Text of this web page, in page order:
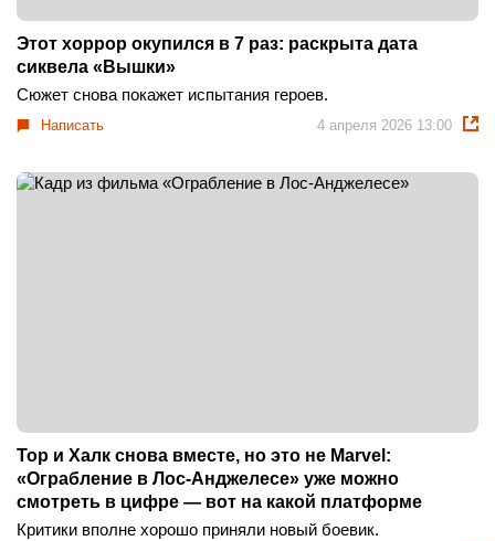
Этот хоррор окупился в 7 раз: раскрыта дата
сиквела «Вышки»
Сюжет снова покажет испытания героев.
Написать 4 апреля 2026 13:00
Тор и Халк снова вместе, но это не Marvel:
«Ограбление в Лос-Анджелесе» уже можно
смотреть в цифре — вот на какой платформе
Критики вполне хорошо приняли новый боевик.